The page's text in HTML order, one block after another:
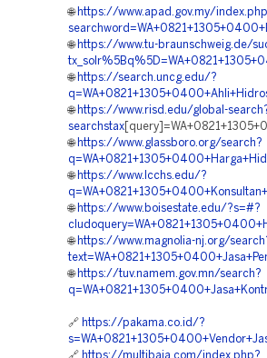
🌐 https://www.apad.gov.my/
🌐 https://www.tu-braunschweig.de/
🌐 https://search.uncg.edu/?
🌐 https://www.risd.edu/global-
searchstax
🌐 https://www.glassboro.org/search?
🌐 https://www.lcchs.edu/?
🌐 https://www.boisestate.edu/?s=#?
🌐 https://www.magnolia-nj.org/
🌐 https://tuv.namem.gov.mn/search?
🔗 https://pakama.co.id/?
🔗 https://multibaja.com/index.php?